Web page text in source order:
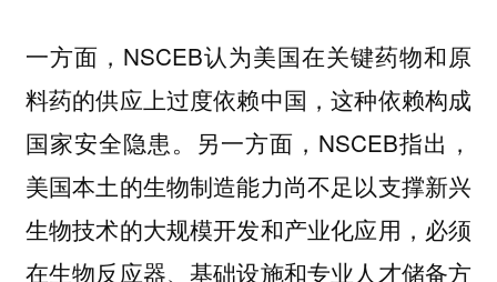
一方面，NSCEB认为美国在关键药物和原
料药的供应上过度依赖中国，这种依赖构成
国家安全隐患。另一方面，NSCEB指出，
美国本土的生物制造能力尚不足以支撑新兴
生物技术的大规模开发和产业化应用，必须
在生物反应器、基础设施和专业人才储备方